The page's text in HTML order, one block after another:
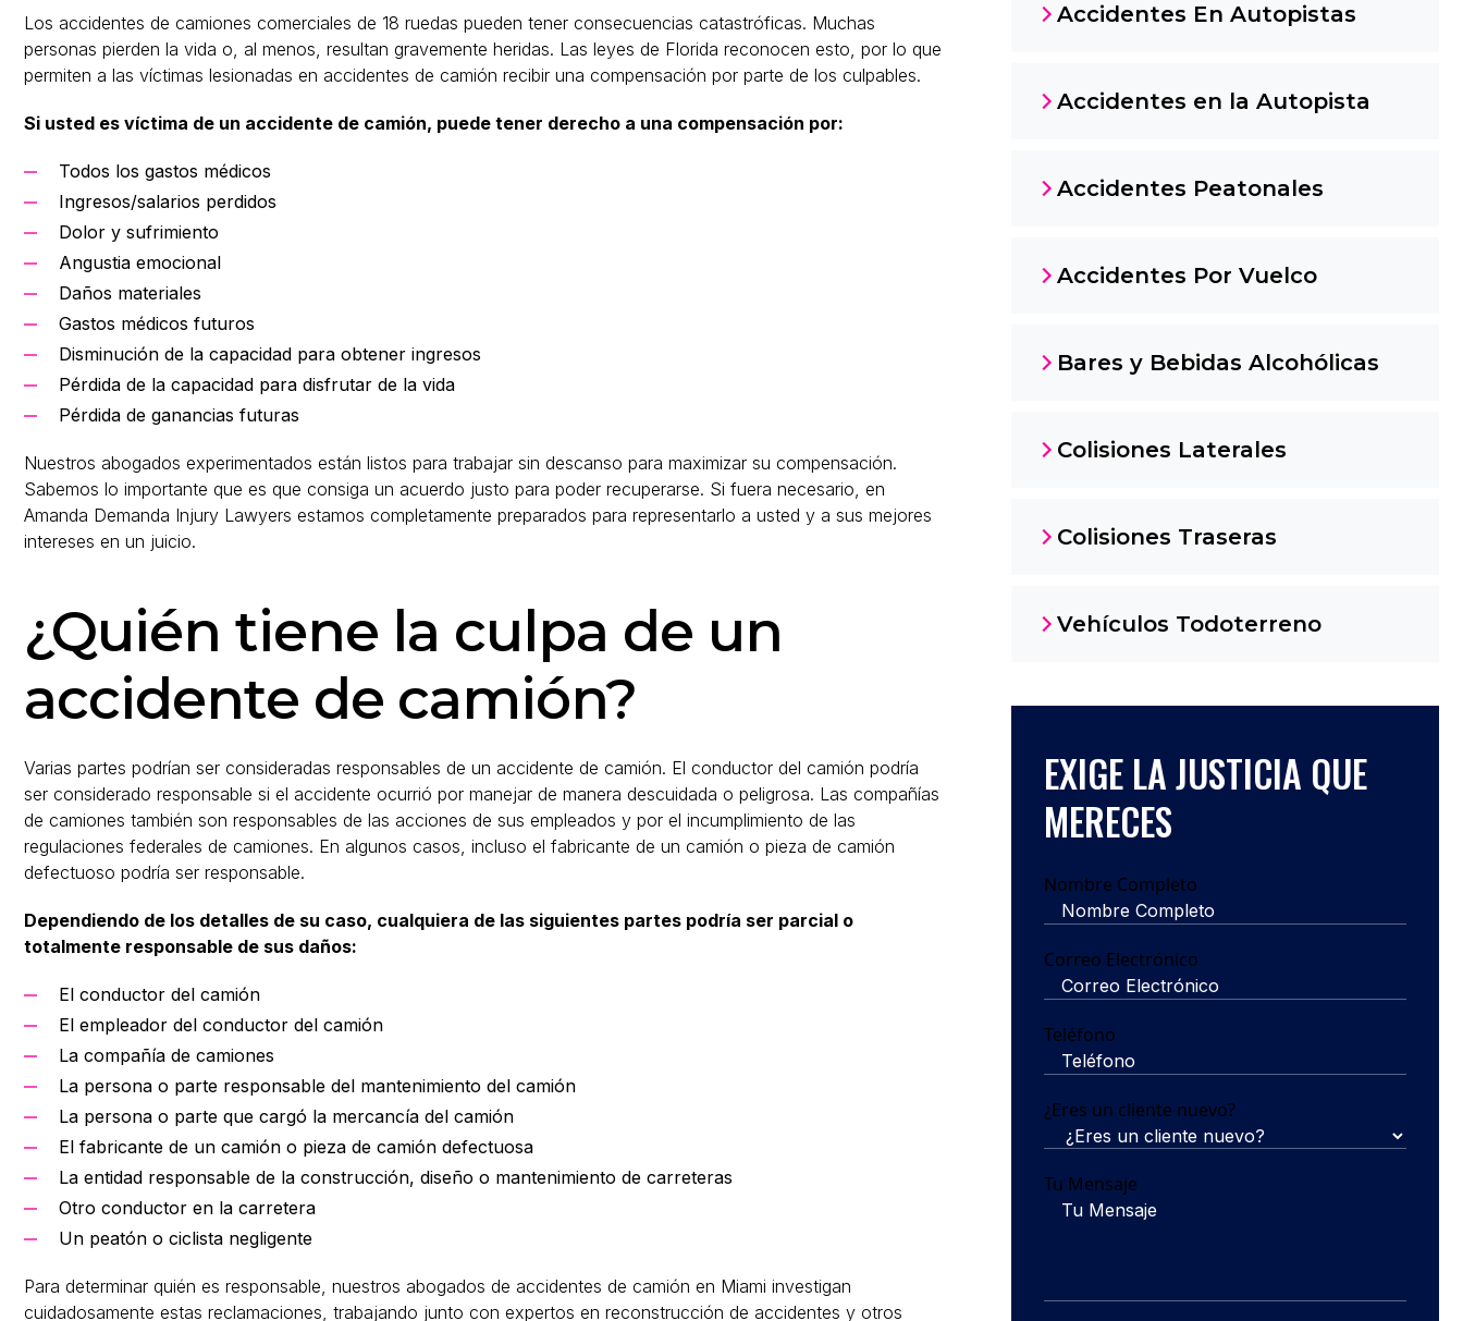
Los accidentes de camiones comerciales de 18 ruedas pueden tener consecuencias catastróficas. Muchas
personas pierden la vida o, al menos, resultan gravemente heridas. Las leyes de Florida reconocen esto, por lo que
permiten a las víctimas lesionadas en accidentes de camión recibir una compensación por parte de los culpables.
Si usted es víctima de un accidente de camión, puede tener derecho a una compensación por:
Todos los gastos médicos
Ingresos/salarios perdidos
Dolor y sufrimiento
Angustia emocional
Daños materiales
Gastos médicos futuros
Disminución de la capacidad para obtener ingresos
Pérdida de la capacidad para disfrutar de la vida
Pérdida de ganancias futuras
Nuestros abogados experimentados están listos para trabajar sin descanso para maximizar su compensación.
Sabemos lo importante que es que consiga un acuerdo justo para poder recuperarse. Si fuera necesario, en
Amanda Demanda Injury Lawyers estamos completamente preparados para representarlo a usted y a sus mejores
intereses en un juicio.
¿Quién tiene la culpa de un
accidente de camión?
Varias partes podrían ser consideradas responsables de un accidente de camión. El conductor del camión podría
ser considerado responsable si el accidente ocurrió por manejar de manera descuidada o peligrosa. Las compañías
de camiones también son responsables de las acciones de sus empleados y por el incumplimiento de las
regulaciones federales de camiones. En algunos casos, incluso el fabricante de un camión o pieza de camión
defectuoso podría ser responsable.
Dependiendo de los detalles de su caso, cualquiera de las siguientes partes podría ser parcial o
totalmente responsable de sus daños:
El conductor del camión
El empleador del conductor del camión
La compañía de camiones
La persona o parte responsable del mantenimiento del camión
La persona o parte que cargó la mercancía del camión
El fabricante de un camión o pieza de camión defectuosa
La entidad responsable de la construcción, diseño o mantenimiento de carreteras
Otro conductor en la carretera
Un peatón o ciclista negligente
Para determinar quién es responsable, nuestros abogados de accidentes de camión en Miami investigan
cuidadosamente estas reclamaciones, trabajando junto con expertos en reconstrucción de accidentes y otros
Accidentes En Autopistas
Accidentes en la Autopista
Accidentes Peatonales
Accidentes Por Vuelco
Bares y Bebidas Alcohólicas
Colisiones Laterales
Colisiones Traseras
Vehículos Todoterreno
EXIGE LA JUSTICIA QUE
MERECES
Nombre Completo
Correo Electrónico
Teléfono
¿Eres un cliente nuevo?
Tu Mensaje